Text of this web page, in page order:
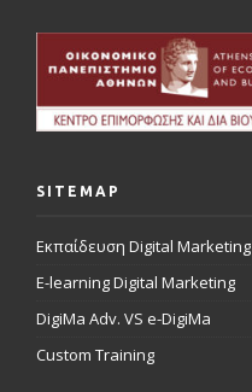
SITEMAP
Εκπαίδευση Digital Marketing
E-learning Digital Marketing
DigiMa Adv. VS e-DigiMa
Custom Training